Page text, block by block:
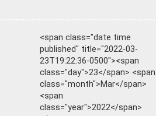
<span class="date time
published" title="2022-03-
23T19:22:36-0500"><span
class="day">23</span> <span
class="month">Mar</span>
<span
class="year">2022</span>